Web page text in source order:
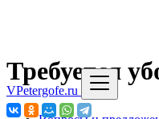
VPetergofe.ru
Требуется